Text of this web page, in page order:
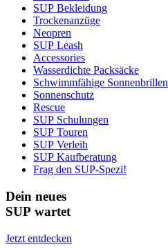
SUP Bekleidung
Trockenanzüge
Neopren
SUP Leash
Accessories
Wasserdichte Packsäcke
Schwimmfähige Sonnenbrillen
Sonnenschutz
Rescue
SUP Schulungen
SUP Touren
SUP Verleih
SUP Kaufberatung
Frag den SUP-Spezi!
Dein neues
SUP wartet
Jetzt entdecken